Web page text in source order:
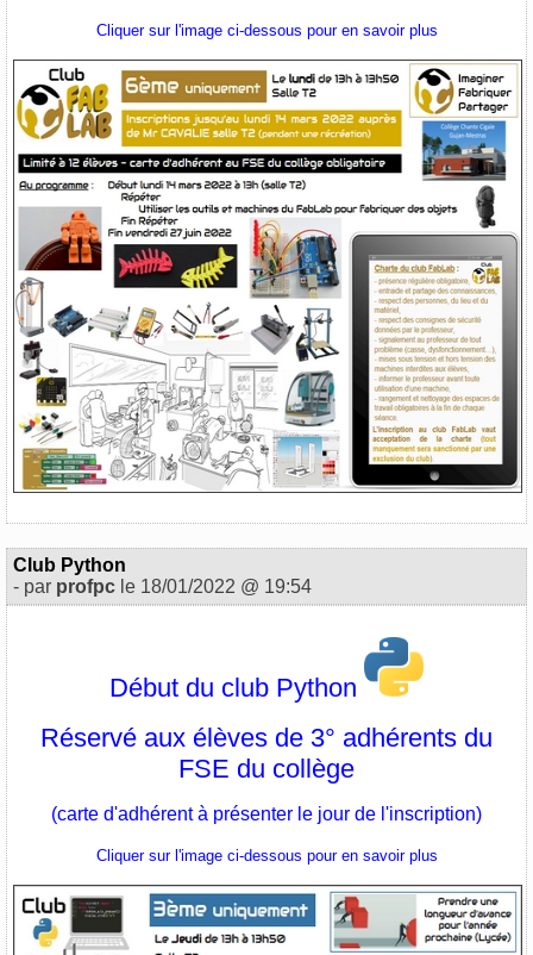
Cliquer sur l'image ci-dessous pour en savoir plus
Club Python
- par profpc le 18/01/2022 @ 19:54
Début du club Python
Réservé aux élèves de 3° adhérents du
FSE du collège
(carte d'adhérent à présenter le jour de l'inscription)
Cliquer sur l'image ci-dessous pour en savoir plus